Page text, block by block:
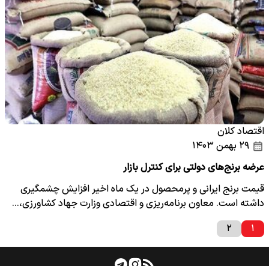
اقتصاد کلان
عرضه برنج‌های دولتی برای کنترل بازار
قیمت برنج ایرانی و پرمحصول در یک ماه اخیر افزایش چشمگیری
داشته است. معاون برنامه‌ریزی و اقتصادی وزارت جهاد کشاورزی،…
۱
۲